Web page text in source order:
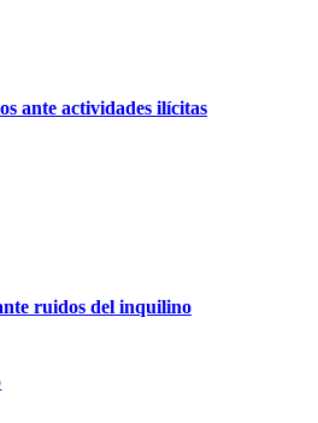
ante actividades ilícitas
ruidos del inquilino